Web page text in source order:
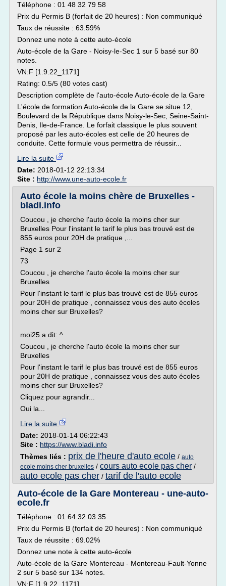
Téléphone : 01 48 32 79 58
Prix du Permis B (forfait de 20 heures) : Non communiqué
Taux de réussite : 63.59%
Donnez une note à cette auto-école
Auto-école de la Gare - Noisy-le-Sec 1 sur 5 basé sur 80
notes.
VN:F [1.9.22_1171]
Rating: 0.5/5 (80 votes cast)
Description complète de l'auto-école Auto-école de la Gare
L'école de formation Auto-école de la Gare se situe 12,
Boulevard de la République dans Noisy-le-Sec, Seine-Saint-
Denis, Ile-de-France. Le forfait classique le plus souvent
proposé par les auto-écoles est celle de 20 heures de
conduite. Cette formule vous permettra de réussir...
Lire la suite
Date: 2018-01-12 22:13:34
Site : http://www.une-auto-ecole.fr
Auto école la moins chère de Bruxelles -
bladi.info
Coucou , je cherche l'auto école la moins cher sur
Bruxelles Pour l'instant le tarif le plus bas trouvé est de
855 euros pour 20H de pratique ,...
Page 1 sur 2
73
Coucou , je cherche l'auto école la moins cher sur
Bruxelles
Pour l'instant le tarif le plus bas trouvé est de 855 euros
pour 20H de pratique , connaissez vous des auto écoles
moins cher sur Bruxelles?
moi25 a dit: ^
Coucou , je cherche l'auto école la moins cher sur
Bruxelles
Pour l'instant le tarif le plus bas trouvé est de 855 euros
pour 20H de pratique , connaissez vous des auto écoles
moins cher sur Bruxelles?
Cliquez pour agrandir...
Oui la...
Lire la suite
Date: 2018-01-14 06:22:43
Site : https://www.bladi.info
Thèmes liés : prix de l'heure d'auto ecole / auto
ecole moins cher bruxelles / cours auto ecole pas cher /
auto ecole pas cher / tarif de l'auto ecole
Auto-école de la Gare Montereau - une-auto-
ecole.fr
Téléphone : 01 64 32 03 35
Prix du Permis B (forfait de 20 heures) : Non communiqué
Taux de réussite : 69.02%
Donnez une note à cette auto-école
Auto-école de la Gare Montereau - Montereau-Fault-Yonne
2 sur 5 basé sur 134 notes.
VN:F [1.9.22_1171]